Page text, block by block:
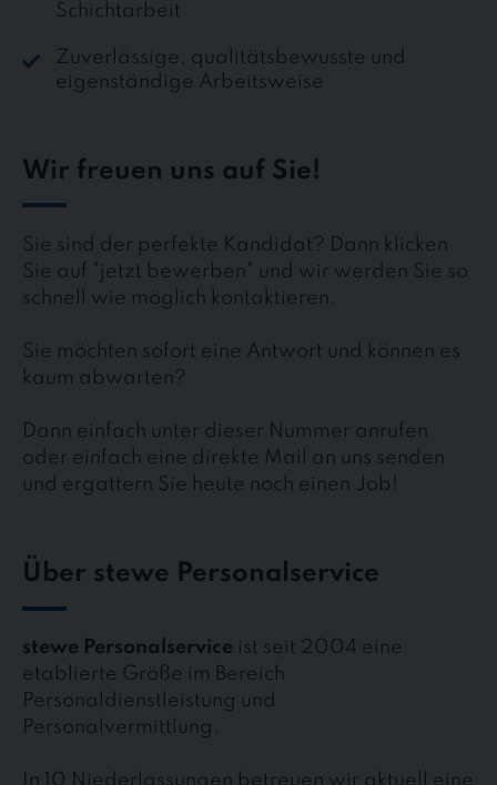
Schichtarbeit
Zuverlässige, qualitätsbewusste und
eigenständige Arbeitsweise
Wir freuen uns auf Sie!
Sie sind der perfekte Kandidat? Dann klicken
Sie auf "jetzt bewerben" und wir werden Sie so
schnell wie möglich kontaktieren.
Sie möchten sofort eine Antwort und können es
kaum abwarten?
Dann einfach unter dieser Nummer anrufen
oder einfach eine direkte Mail an uns senden
und ergattern Sie heute noch einen Job!
Über stewe Personalservice
stewe Personalservice ist seit 2004 eine
etablierte Größe im Bereich
Personaldienstleistung und
Personalvermittlung.
In 10 Niederlassungen betreuen wir aktuell eine